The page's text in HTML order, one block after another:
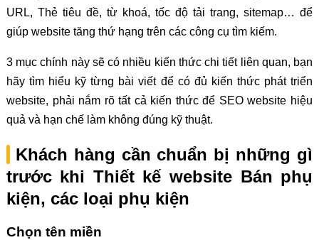
URL, Thẻ tiêu đề, từ khoá, tốc độ tải trang, sitemap… để
giúp website tăng thứ hạng trên các công cụ tìm kiếm.
3 mục chính này sẽ có nhiều kiến thức chi tiết liên quan, bạn
hãy tìm hiểu kỹ từng bài viết để có đủ kiến thức phát triển
website, phải nắm rõ tất cả kiến thức để SEO website hiệu
quả và hạn chế làm không đúng kỹ thuật.
Khách hàng cần chuẩn bị những gì
trước khi Thiết kế website Bán phụ
kiện, các loại phụ kiện
Chọn tên miền